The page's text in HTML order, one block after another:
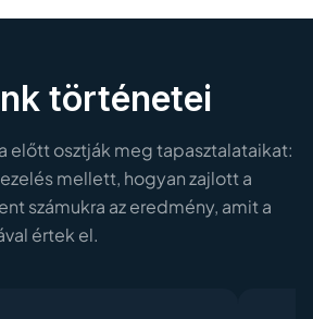
történetei
előtt osztják meg tapasztalataikat:
mellett, hogyan zajlott a
számukra az eredmény, amit a
értek el.